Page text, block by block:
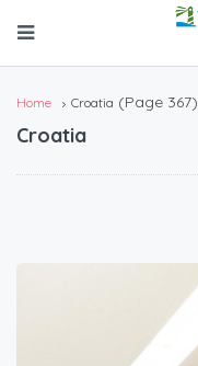
Home Croatia (Page 367)
Croatia